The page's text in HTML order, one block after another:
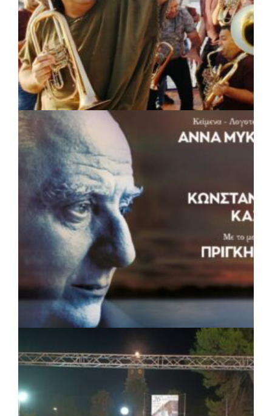
πριν από 2 μέρες
Περιφέρεια Θεσσαλίας: Νέος
ιατροτεχνολογικός εξοπλισμός και
αναβάθμιση του ΚΕΦΙΑΠ Καρδίτσας
πριν από 2 μέρες
Δήμος Αθηναίων: 651 δημότες συμμετείχαν
στις δράσεις διατροφικής υποστήριξης
ΠΟΛΙΤΙΣΜΟΣ 05/08/2026 · 16:17
Η Marko Marković Orkestar στα
Αριστοτέλεια του Δήμου Αριστοτέλη
«Τραγουδάμε Καββαδία»:
Μουσικοποιητικό ταξίδι στην Κεντρική
Μακεδονία